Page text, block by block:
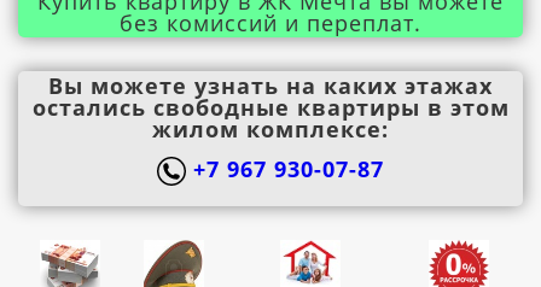
без комиссий и переплат.
Вы можете узнать на каких этажах
остались свободные квартиры в этом
жилом комплексе:
+7 967 930-07-87